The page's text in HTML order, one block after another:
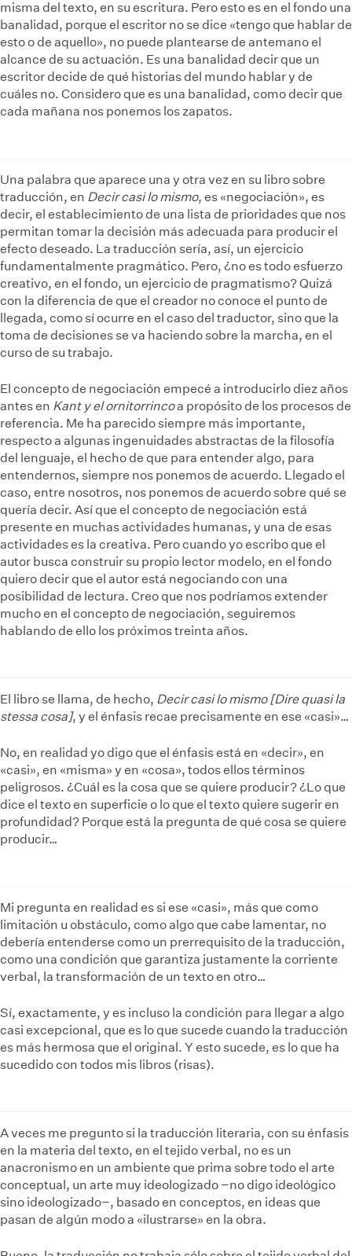
misma del texto, en su escritura. Pero esto es en el fondo una
banalidad, porque el escritor no se dice «tengo que hablar de
esto o de aquello», no puede plantearse de antemano el
alcance de su actuación. Es una banalidad decir que un
escritor decide de qué historias del mundo hablar y de
cuáles no. Considero que es una banalidad, como decir que
cada mañana nos ponemos los zapatos.
Una palabra que aparece una y otra vez en su libro sobre
traducción, en Decir casi lo mismo, es «negociación», es
decir, el establecimiento de una lista de prioridades que nos
permitan tomar la decisión más adecuada para producir el
efecto deseado. La traducción sería, así, un ejercicio
fundamentalmente pragmático. Pero, ¿no es todo esfuerzo
creativo, en el fondo, un ejercicio de pragmatismo? Quizá
con la diferencia de que el creador no conoce el punto de
llegada, como sí ocurre en el caso del traductor, sino que la
toma de decisiones se va haciendo sobre la marcha, en el
curso de su trabajo.
El concepto de negociación empecé a introducirlo diez años
antes en Kant y el ornitorrincoa propósito de los procesos de
referencia. Me ha parecido siempre más importante,
respecto a algunas ingenuidades abstractas de la filosofía
del lenguaje, el hecho de que para entender algo, para
entendernos, siempre nos ponemos de acuerdo. Llegado el
caso, entre nosotros, nos ponemos de acuerdo sobre qué se
quería decir. Así que el concepto de negociación está
presente en muchas actividades humanas, y una de esas
actividades es la creativa. Pero cuando yo escribo que el
autor busca construir su propio lector modelo, en el fondo
quiero decir que el autor está negociando con una
posibilidad de lectura. Creo que nos podríamos extender
mucho en el concepto de negociación, seguiremos
hablando de ello los próximos treinta años.
El libro se llama, de hecho, Decir casi lo mismo [Dire quasi la
stessa cosa], y el énfasis recae precisamente en ese «casi»…
No, en realidad yo digo que el énfasis está en «decir», en
«casi», en «misma» y en «cosa», todos ellos términos
peligrosos. ¿Cuál es la cosa que se quiere producir? ¿Lo que
dice el texto en superficie o lo que el texto quiere sugerir en
profundidad? Porque está la pregunta de qué cosa se quiere
producir…
Mi pregunta en realidad es si ese «casi», más que como
limitación u obstáculo, como algo que cabe lamentar, no
debería entenderse como un prerrequisito de la traducción,
como una condición que garantiza justamente la corriente
verbal, la transformación de un texto en otro…
Sí, exactamente, y es incluso la condición para llegar a algo
casi excepcional, que es lo que sucede cuando la traducción
es más hermosa que el original. Y esto sucede, es lo que ha
sucedido con todos mis libros (risas).
A veces me pregunto si la traducción literaria, con su énfasis
en la materia del texto, en el tejido verbal, no es un
anacronismo en un ambiente que prima sobre todo el arte
conceptual, un arte muy ideologizado −no digo ideológico
sino ideologizado−, basado en conceptos, en ideas que
pasan de algún modo a «ilustrarse» en la obra.